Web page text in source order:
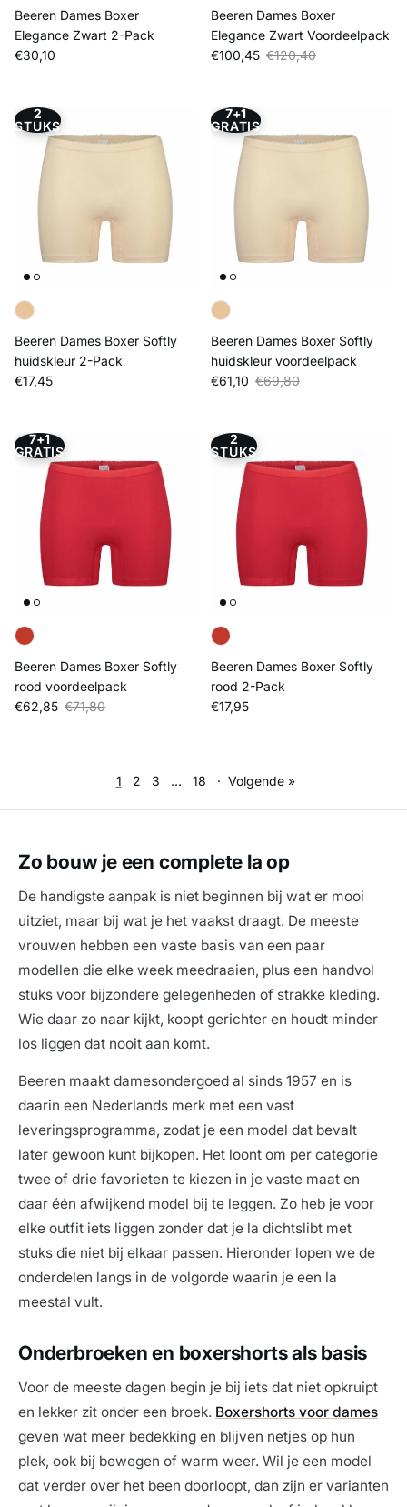
Beeren Dames Boxer
Elegance Zwart 2-Pack
Reguliere prijs
€30,10
Beeren Dames Boxer
Elegance Zwart Voordeelpack
Verkoopprijs
€100,45 Reguliere prijs
€120,40
2
STUKS
Beeren Dames Boxer Softly
huidskleur 2-Pack
Reguliere prijs
€17,45
7+1
GRATIS
Beeren Dames Boxer Softly
huidskleur voordeelpack
Verkoopprijs
€61,10 Reguliere prijs
€69,80
7+1
GRATIS
Beeren Dames Boxer Softly
rood voordeelpack
Verkoopprijs
€62,85 Reguliere prijs
€71,80
2
STUKS
Beeren Dames Boxer Softly
rood 2-Pack
Reguliere prijs
€17,95
1 2 3 … 18 · Volgende »
Zo bouw je een complete la op
De handigste aanpak is niet beginnen bij wat er mooi
uitziet, maar bij wat je het vaakst draagt. De meeste
vrouwen hebben een vaste basis van een paar
modellen die elke week meedraaien, plus een handvol
stuks voor bijzondere gelegenheden of strakke kleding.
Wie daar zo naar kijkt, koopt gerichter en houdt minder
los liggen dat nooit aan komt.
Beeren maakt damesondergoed al sinds 1957 en is
daarin een Nederlands merk met een vast
leveringsprogramma, zodat je een model dat bevalt
later gewoon kunt bijkopen. Het loont om per categorie
twee of drie favorieten te kiezen in je vaste maat en
daar één afwijkend model bij te leggen. Zo heb je voor
elke outfit iets liggen zonder dat je la dichtslibt met
stuks die niet bij elkaar passen. Hieronder lopen we de
onderdelen langs in de volgorde waarin je een la
meestal vult.
Onderbroeken en boxershorts als basis
Voor de meeste dagen begin je bij iets dat niet opkruipt
en lekker zit onder een broek. Boxershorts voor dames
geven wat meer bedekking en blijven netjes op hun
plek, ook bij bewegen of warm weer. Wil je een model
dat verder over het been doorloopt, dan zijn er varianten